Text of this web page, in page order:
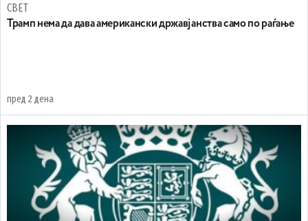
СВЕТ
Трамп нема да дава американски државјанства само по раѓање
пред 2 дена